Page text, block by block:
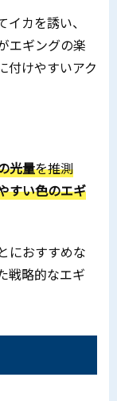
カを誘い、
エギングの楽
付けやすいアク
光量を推測
すい色のエギ
におすすめな
戦略的なエギ